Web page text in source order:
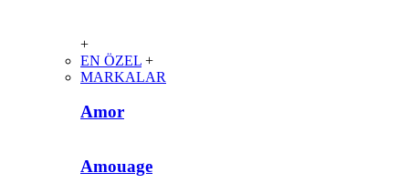
+
EN ÖZEL +
MARKALAR
Amor
Amouage